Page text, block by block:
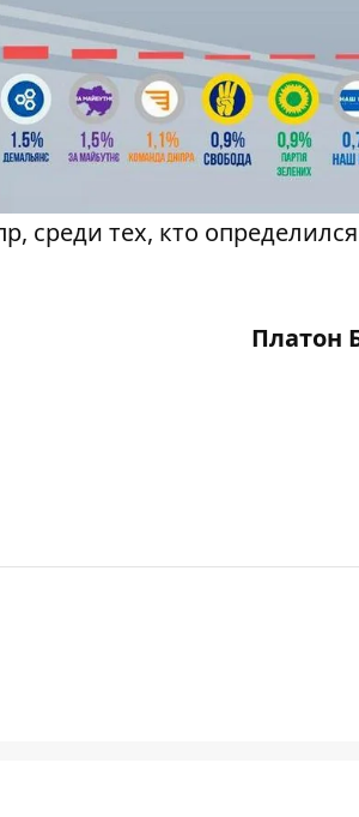
среди тех, кто
Платон